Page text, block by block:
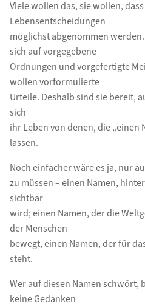
Viele wollen das, sie wollen,
Lebensentscheidungen
möglichst abgenommen
sich auf vorgegebene
Ordnungen und vorgefertigte
wollen vorformulierte
Urteile. Deshalb sind sie bereit,
sich
ihr Leben von denen, die „einen
lassen.
Noch einfacher wäre es ja, nur
zu müssen – einen Namen,
sichtbar
wird; einen Namen, der die
der Menschen
bewegt, einen Namen, der für
steht.
Wer auf diesen Namen schwört,
keine Gedanken